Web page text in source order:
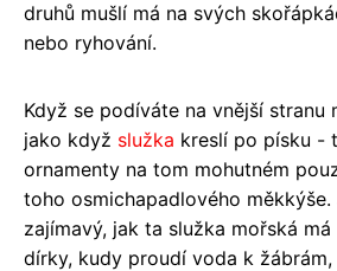
druhů mušlí má na svých
nebo ryhování.
Když se podíváte na vnější stranu
jako když služka kreslí po písku -
ornamenty na tom mohutném
toho osmichapadlového
zajímavý, jak ta služka mořská
dírky, kudy proudí voda k